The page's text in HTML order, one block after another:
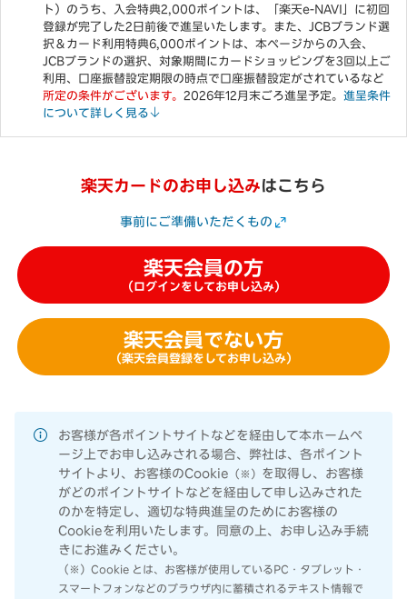
ト）のうち、入会特典2,000ポイントは、「楽天e-NAVI」に初回
登録が完了した2日前後で進呈いたします。また、JCBブランド選
択＆カード利用特典6,000ポイントは、本ページからの入会、
JCBブランドの選択、対象期間にカードショッピングを3回以上ご
利用、口座振替設定期限の時点で口座振替設定がされているなど
所定の条件がございます。 2026年12月末ごろ進呈予定。 進呈条件
について詳しく見る
楽天カードのお申し込みはこちら
事前にご準備いただくもの
楽天会員の方
（ログインをしてお申し込み）
楽天会員でない方
（楽天会員登録をしてお申し込み）
お客様が各ポイントサイトなどを経由して本ホームペ
ージ上でお申し込みされる場合、弊社は、各ポイント
サイトより、お客様のCookie （※） を取得し、お客様
がどのポイントサイトなどを経由して申し込みされた
のかを特定し、適切な特典進呈のためにお客様の
Cookieを利用いたします。同意の上、お申し込み手続
きにお進みください。
（※）Cookie とは、お客様が使用しているPC・タブレット・
スマートフォンなどのブラウザ内に蓄積されるテキスト情報で